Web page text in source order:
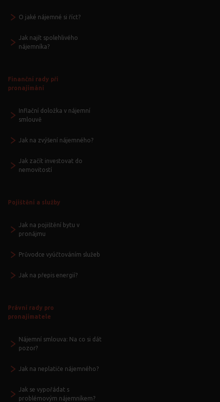
O jaké nájemné si říct?
Jak najít spolehlivého
nájemníka?
Finanční rady při
pronajímání
Inflační doložka v nájemní
smlouvě
Jak na zvýšení nájemného?
Jak začít investovat do
nemovitostí
Pojištění a služby
Jak na pojištění bytu v
pronájmu
Průvodce vyúčtováním služeb
Jak na přepis energií?
Právní rady pro
pronajímatele
Nájemní smlouva: Na co si dát
pozor?
Jak na neplatiče nájemného?
Jak se vypořádat s
problémovým nájemníkem?